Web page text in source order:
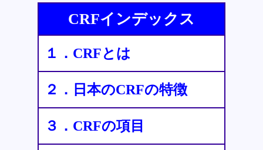
CRFインデックス
１．CRFとは
２．日本のCRFの特徴
３．CRFの項目